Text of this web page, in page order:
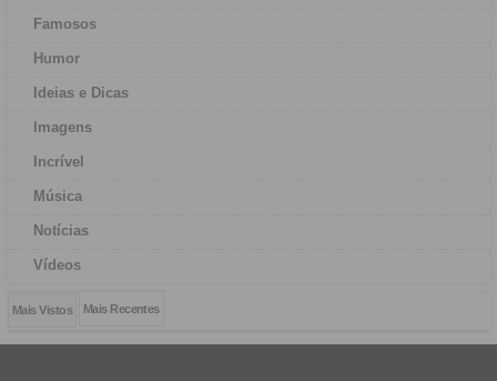
Famosos
Humor
Ideias e Dicas
Imagens
Incrível
Música
Notícias
Vídeos
Mais Vistos Mais Recentes